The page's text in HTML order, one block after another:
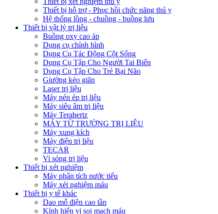
Thiết bị hỗ trợ - Phục hồi chức năng thú y
Hệ thống lồng - chuồng - buồng lưu
Thiết bị vật lý trị liệu
Buồng oxy cao áp
Dụng cụ chỉnh hình
Dụng Cụ Tác Động Cột Sống
Dụng Cụ Tập Cho Người Tai Biến
Dụng Cụ Tập Cho Trẻ Bại Não
Giường kéo giãn
Laser trị liệu
Máy nén ép trị liệu
Máy siêu âm trị liệu
Máy Terahertz
MÁY TỪ TRƯỜNG TRỊ LIỆU
Máy xung kích
Máy điện trị liệu
TECAR
Vi sóng trị liệu
Thiết bị xét nghiệm
Máy phân tích nước tiểu
Máy xét nghiệm máu
Thiết bị y tế khác
Dao mổ điện cao tần
Kính hiển vi soi mạch máu